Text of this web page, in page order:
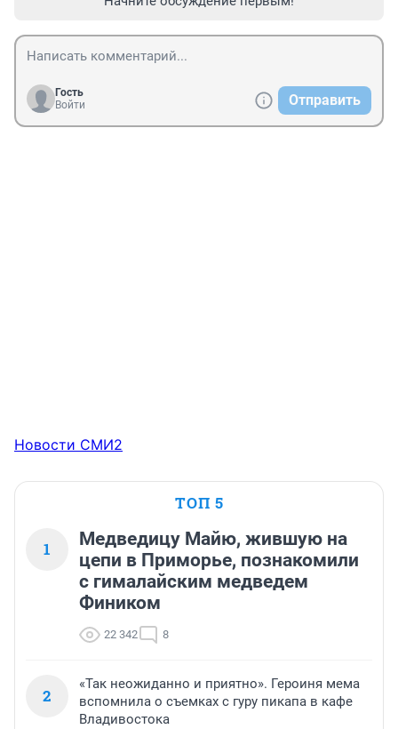
Гость
Войти
Отправить
Новости СМИ2
ТОП 5
1
Медведицу Майю, жившую на
цепи в Приморье, познакомили
с гималайским медведем
Фиником
22 342 8
2
«Так неожиданно и приятно». Героиня мема
вспомнила о съемках с гуру пикапа в кафе
Владивостока